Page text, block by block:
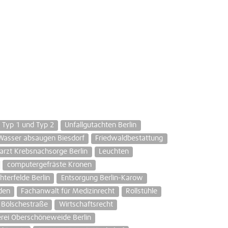
Typ 1 und Typ 2
Unfallgutachten Berlin
absaugen Biesdorf
Friedwaldbestattung
Krebsnachsorge Berlin
Leuchten
computergefräste Kronen
Berlin
Entsorgung Berlin-Karow
Fachanwalt für Medizinrecht
Rollstühle
Wirtschaftsrecht
Oberschöneweide Berlin